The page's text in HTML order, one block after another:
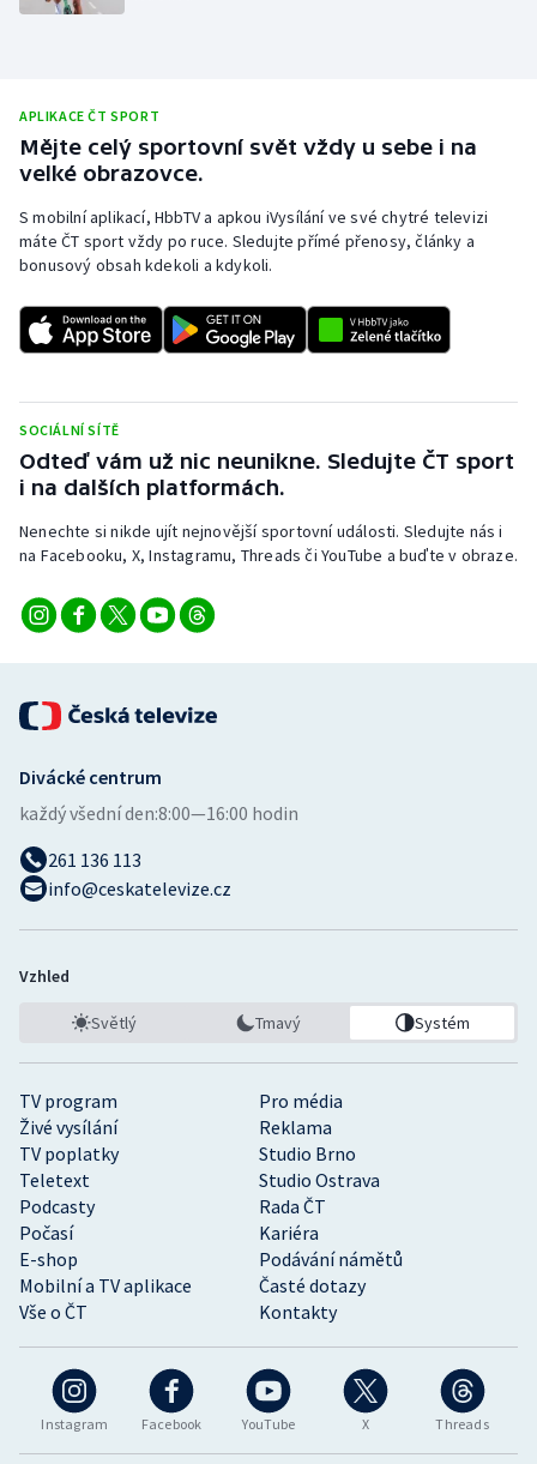
Ragby
Rychlobruslení
Rychlostní kanoistika
Sportovní střelba
Stolní tenis
Triatlon
Veslování
Volejbal
APLIKACE ČT SPORT
Mějte celý sportovní svět vždy u sebe i na
velké obrazovce.
S mobilní aplikací, HbbTV a apkou iVysílání ve své chytré televizi
máte ČT sport vždy po ruce. Sledujte přímé přenosy, články a
bonusový obsah kdekoli a kdykoli.
SOCIÁLNÍ SÍTĚ
Odteď vám už nic neunikne. Sledujte ČT sport
i na dalších platformách.
Nenechte si nikde ujít nejnovější sportovní události. Sledujte nás i
na Facebooku, X, Instagramu, Threads či YouTube a buďte v obraze.
Instagram Facebook YouTube X Threads
TV program
Pro média
Živé vysílání
Reklama
TV poplatky
Studio Brno
Teletext
Studio Ostrava
Podcasty
Rada ČT
Počasí
Kariéra
E-shop
Podávání námětů
Mobilní a TV aplikace
Časté dotazy
Vše o ČT
Kontakty
Divácké centrum
každý všední den:8:00—16:00 hodin
261 136 113
info@ceskatelevize.cz
Vzhled
Světlý Tmavý Systém